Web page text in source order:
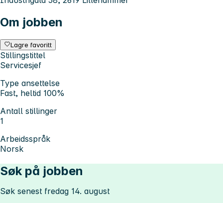
Om jobben
Lagre favoritt
Stillingstittel
Servicesjef
Type ansettelse
Fast, heltid 100%
Antall stillinger
1
Arbeidsspråk
Norsk
Søk på jobben
Søk senest fredag 14. august